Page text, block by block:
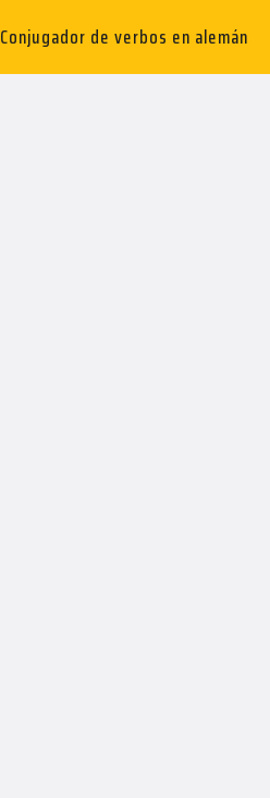
Conjugador de verbos en alemán